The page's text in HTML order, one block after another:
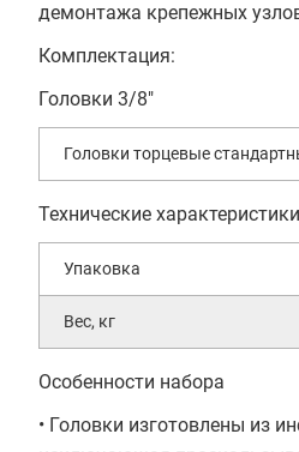
демонтажа крепежных
Комплектация:
Головки 3/8"
Головки торцевые
Технические характеристики
Упаковка
Вес, кг
Особенности набора
• Головки изготовлены из